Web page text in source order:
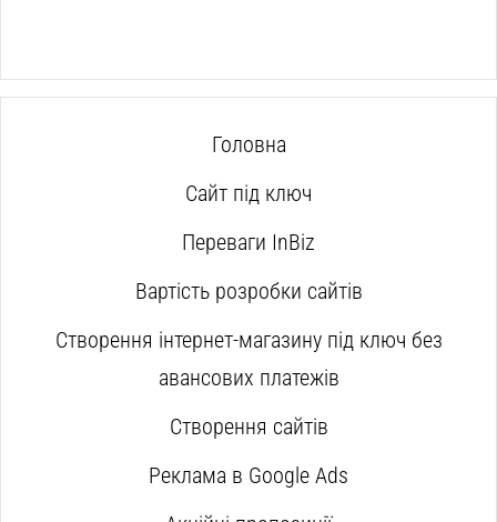
Головна
Сайт під ключ
Переваги InBiz
Вартість розробки сайтів
Створення інтернет-магазину під ключ без
авансових платежів
Створення сайтів
Реклама в Google Ads